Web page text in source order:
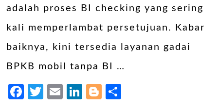
adalah proses BI checking yang sering
kali memperlambat persetujuan. Kabar
baiknya, kini tersedia layanan gadai
BPKB mobil tanpa BI …
Facebook
Twitter
EmailLinkedIn
Blogger